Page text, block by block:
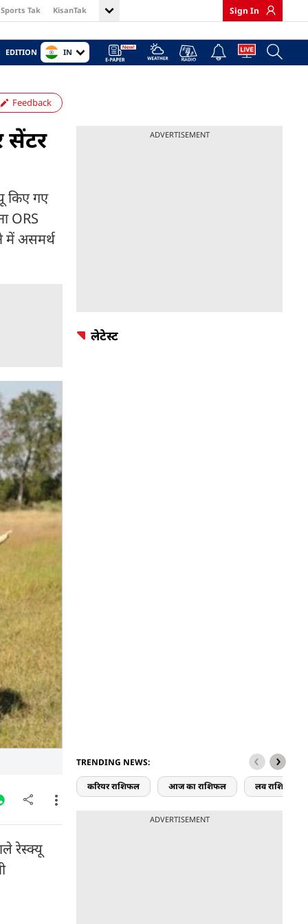
Sports Tak KisanTak Sign In
EDITION IN
Feedback
सेंटर
किए गए
ORS
में असमर्थ
रेस्क्यू
ADVERTISEMENT
लेटेस्ट
TRENDING NEWS:
करियर राशिफल आज का राशिफल लव राशिफल
ADVERTISEMENT